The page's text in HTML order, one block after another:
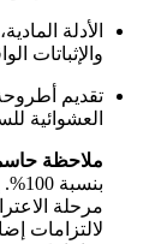
الأدلة
والإثباتات
تقديم
العشوائية
ملاحظة
مرحلة
لالتزامات